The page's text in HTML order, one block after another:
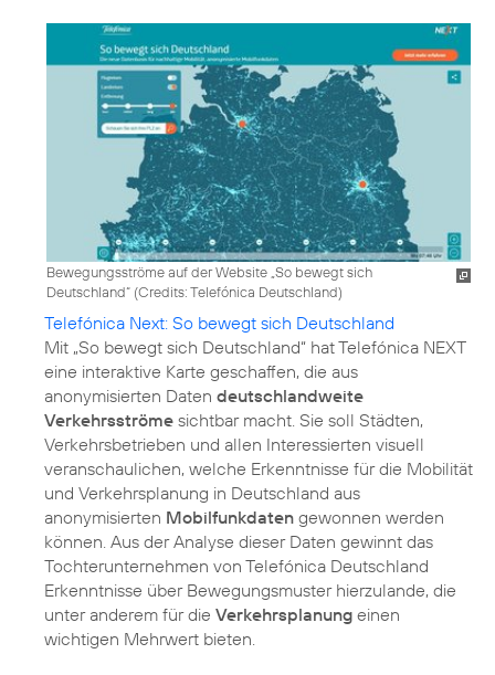
Bewegungsströme auf der Website „So bewegt sich
Deutschland“ (Credits: Telefónica Deutschland)
Telefónica Next: So bewegt sich Deutschland
Mit „So bewegt sich Deutschland“ hat Telefónica NEXT
eine interaktive Karte geschaffen, die aus
anonymisierten Daten deutschlandweite
Verkehrsströme sichtbar macht. Sie soll Städten,
Verkehrsbetrieben und allen Interessierten visuell
veranschaulichen, welche Erkenntnisse für die Mobilität
und Verkehrsplanung in Deutschland aus
anonymisierten Mobilfunkdaten gewonnen werden
können. Aus der Analyse dieser Daten gewinnt das
Tochterunternehmen von Telefónica Deutschland
Erkenntnisse über Bewegungsmuster hierzulande, die
unter anderem für die Verkehrsplanung einen
wichtigen Mehrwert bieten.